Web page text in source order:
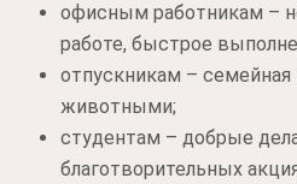
офисным работникам –
работе, быстрое
отпускникам –
животными;
студентам – добрые
благотворительных